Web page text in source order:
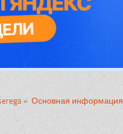
» Основная информация